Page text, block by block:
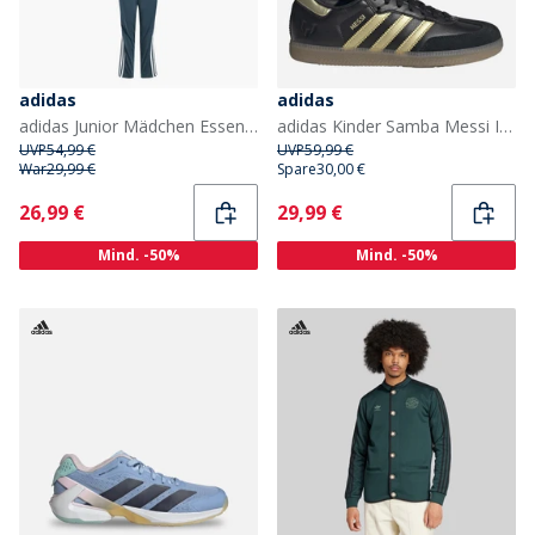
adidas
adidas Junior Mädchen Essentials 3 Streifen Trainingsanzug Semi Flash Aqua/Weiß
UVP54,99 €
War29,99 €
Current
26,99 €
Mind. -50%
adidas
adidas Kinder Samba Messi IN Hallenfußballschuhe Core Black/Gold Metallic/Gum
UVP59,99 €
Spare30,00 €
Current
29,99 €
Mind. -50%